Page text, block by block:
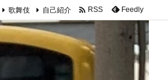
歌舞伎 自己紹介  RSS Feedly